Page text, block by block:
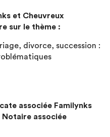
et Cheuvreux
sur le thème :
divorce, succession :
associée Familynks
Notaire associée